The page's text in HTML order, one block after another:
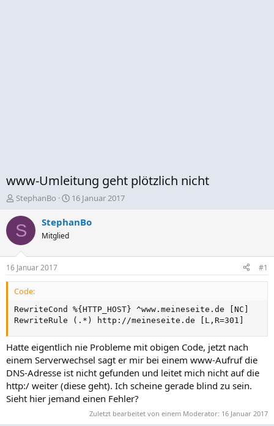
www-Umleitung geht plötzlich nicht
E
s
t
e
e
StephanBo
E
s
t
16 Januar 2017
S StephanBo
Mitglied
16 Januar 2017 #1
Code:
RewriteCond %{HTTP_HOST} ^www.meineseite.de [NC]
RewriteRule (.*) http://meineseite.de [L,R=301]
Hatte eigentlich nie Probleme mit obigen Code, jetzt nach
einem Serverwechsel sagt er mir bei einem www-Aufruf die
DNS-Adresse ist nicht gefunden und leitet mich nicht auf die
http:/ weiter (diese geht). Ich scheine gerade blind zu sein.
Sieht hier jemand einen Fehler?
Zuletzt bearbeitet von einem Moderator: 16 Januar 2017